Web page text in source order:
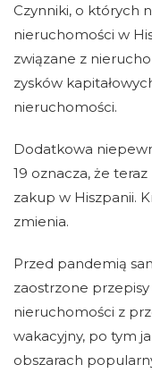
Czynniki, o których
nieruchomości w
związane z
zysków
nieruchomości.
Dodatkowa
19 oznacza, że
zakup w Hiszpanii.
zmienia.
Przed pandemią
zaostrzone
nieruchomości z
wakacyjny, po tym
obszarach